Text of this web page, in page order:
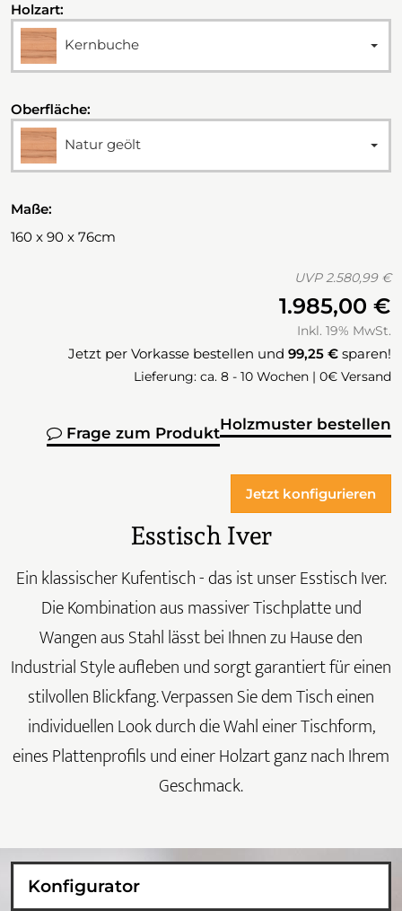
Holzart:
Kernbuche
Oberfläche:
Natur geölt
Maße:
160 x 90 x 76cm
UVP2.580,99 €
1.985,00 €
Inkl. 19% MwSt.
Jetzt per Vorkasse bestellen und 99,25 € sparen!
Lieferung: ca. 8 - 10 Wochen | 0€ Versand
Holzmuster bestellen
Frage zum Produkt
Jetzt konfigurieren
Esstisch Iver
Ein klassischer Kufentisch - das ist unser Esstisch Iver.
Die Kombination aus massiver Tischplatte und
Wangen aus Stahl lässt bei Ihnen zu Hause den
Industrial Style aufleben und sorgt garantiert für einen
stilvollen Blickfang. Verpassen Sie dem Tisch einen
individuellen Look durch die Wahl einer Tischform,
eines Plattenprofils und einer Holzart ganz nach Ihrem
Geschmack.
Konfigurator